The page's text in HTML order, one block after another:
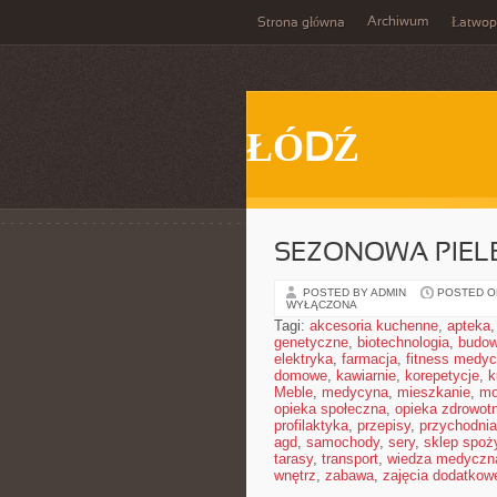
Strona główna Archiwum
ŁÓDŹ
SEZONOWA
POSTED BY ADMIN POSTED
WYŁĄCZONA
Tagi: akcesoria kuchenne, apteka,
genetyczne, biotechnologia,
elektryka, farmacja, fitness
domowe, kawiarnie, korepetycje,
Meble, medycyna, mieszkanie,
opieka społeczna, opieka
profilaktyka, przepisy, przychodnia
agd, samochody, sery, sklep
tarasy, transport, wiedza
wnętrz, zabawa, zajęcia